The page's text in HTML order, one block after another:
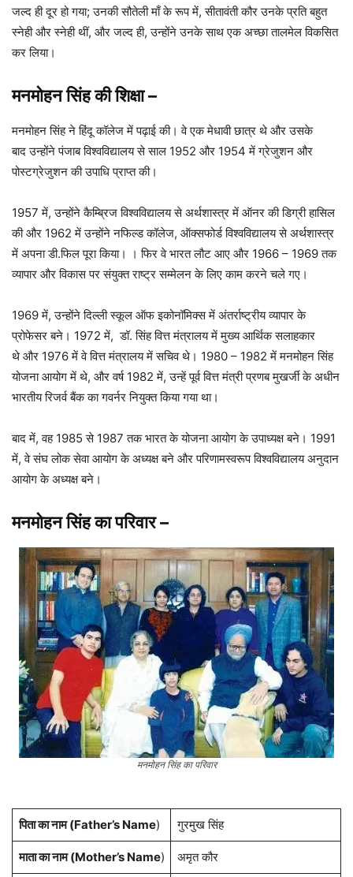
जल्द ही दूर हो गया; उनकी सौतेली माँ के रूप में, सीतावंती कौर उनके प्रति बहुत
स्नेही और स्नेही थीं, और जल्द ही, उन्होंने उनके साथ एक अच्छा तालमेल विकसित
कर लिया।
मनमोहन सिंहकी शिक्षा–
मनमोहन सिंह ने हिंदू कॉलेज में पढ़ाई की। वे एक मेधावी छात्र थे और उसके
बाद उन्होंने पंजाब विश्वविद्यालय से साल 1952 और 1954 में ग्रेजुशन और
पोस्टग्रेजुशन की उपाधि प्राप्त की।
1957 में, उन्होंने कैम्ब्रिज विश्वविद्यालय से अर्थशास्त्र में ऑनर की डिग्री हासिल
की और 1962 में उन्होंने नफिल्ड कॉलेज, ऑक्सफोर्ड विश्वविद्यालय से अर्थशास्त्र
में अपना डी.फिल पूरा किया। । फिर वे भारत लौट आए और 1966 – 1969 तक
व्यापार और विकास पर संयुक्त राष्ट्र सम्मेलन के लिए काम करने चले गए।
1969 में, उन्होंने दिल्ली स्कूल ऑफ इकोनॉमिक्स में अंतर्राष्ट्रीय व्यापार के
प्रोफेसर बने। 1972 में, डॉ. सिंह वित्त मंत्रालय में मुख्य आर्थिक सलाहकार
थे और 1976 में वे वित्त मंत्रालय में सचिव थे। 1980 – 1982 में मनमोहन सिंह
योजना आयोग में थे, और वर्ष 1982 में, उन्हें पूर्व वित्त मंत्री प्रणब मुखर्जी के अधीन
भारतीय रिजर्व बैंक का गवर्नर नियुक्त किया गया था।
बाद में, वह 1985 से 1987 तक भारत के योजना आयोग के उपाध्यक्ष बने। 1991
में, वे संघ लोक सेवा आयोग के अध्यक्ष बने और परिणामस्वरूप विश्वविद्यालय अनुदान
आयोग के अध्यक्ष बने।
मनमोहन सिंहका परिवार–
मनमोहन सिंह का परिवार
पिता का नाम (Father’s Name) गुरमुख सिंह
माता का नाम (Mother’s Name) अमृत कौर